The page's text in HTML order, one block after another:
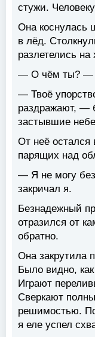
стужи.
Она коснулась
в лёд.
разлетелись на
— О чём ты? —
— Твоё
раздражают, —
застывшие
От неё остался
парящих над
— Я не могу
закричал я.
Безнадежный
отразился от
обратно.
Она закрутила
Было видно,
Играют
Сверкают
решимостью.
я еле успел